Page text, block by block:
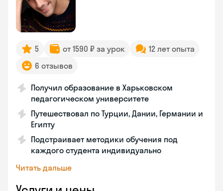
5 от 1590 ₽ за урок
12 лет опыта
6 отзывов
Получил образование в Харьковском
педагогическом университете
Путешествовал по Турции, Дании, Германии и
Египту
Подстраивает методики обучения под
каждого студента индивидуально
Читать дальше